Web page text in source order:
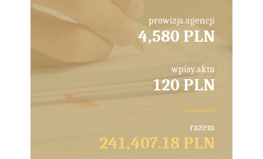
prowizja.agencji
4,580 PLN
wpisy.aktu
120 PLN
razem
241,407.18 PLN